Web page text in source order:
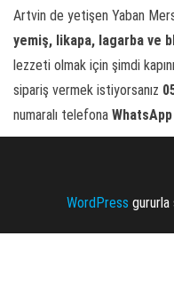
Artvin de yetişen Yaban
yemiş, likapa, lagarba ve
lezzeti olmak için şimdi
sipariş vermek istiyorsanız
numaralı telefona WhatsApp
WordPress gururla